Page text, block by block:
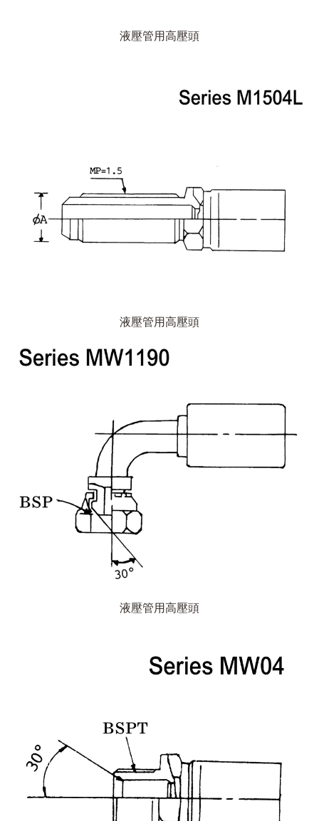
液壓管用高壓頭
液壓管用高壓頭
液壓管用高壓頭